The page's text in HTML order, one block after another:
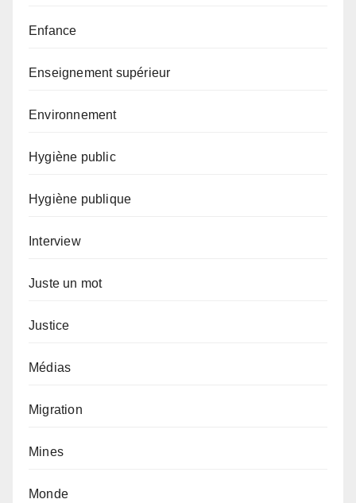
Enfance
Enseignement supérieur
Environnement
Hygiène public
Hygiène publique
Interview
Juste un mot
Justice
Médias
Migration
Mines
Monde